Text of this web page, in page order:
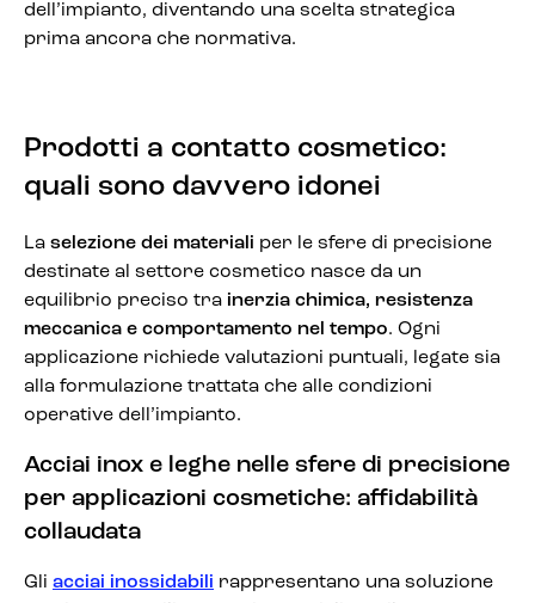
dell’impianto, diventando una scelta strategica
prima ancora che normativa.
Prodotti a contatto cosmetico:
quali sono davvero idonei
La selezione dei materiali per le sfere di precisione
destinate al settore cosmetico nasce da un
equilibrio preciso tra inerzia chimica, resistenza
meccanica e comportamento nel tempo. Ogni
applicazione richiede valutazioni puntuali, legate sia
alla formulazione trattata che alle condizioni
operative dell’impianto.
Acciai inox e leghe nelle sfere di precisione
per applicazioni cosmetiche: affidabilità
collaudata
Gli acciai inossidabili rappresentano una soluzione